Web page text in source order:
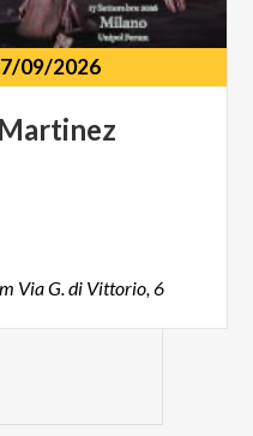
09/2026
Martinez
ViaG.di Vittorio,6